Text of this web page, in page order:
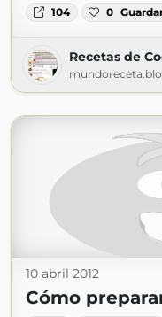
104 0
Recetas de
10 abril 2012
Cómo